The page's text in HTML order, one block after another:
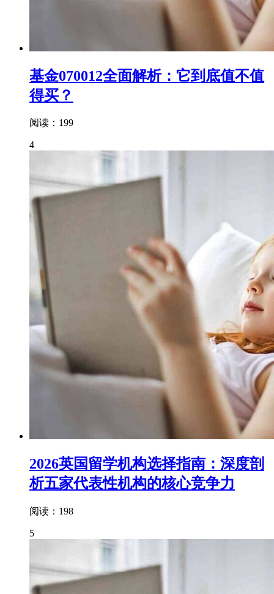
基金070012全面解析：它到底值不值
得买？
阅读：199
4
2026英国留学机构选择指南：深度剖
析五家代表性机构的核心竞争力
阅读：198
5